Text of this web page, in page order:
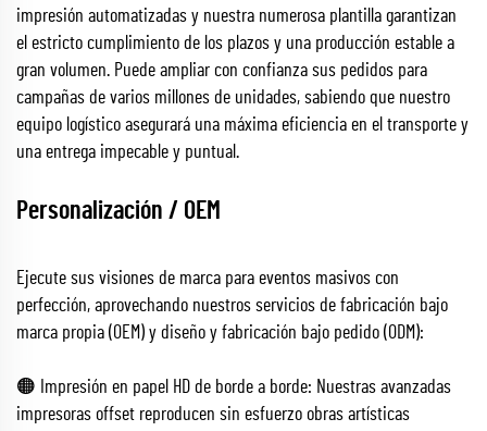
impresión automatizadas y nuestra numerosa plantilla garantizan
el estricto cumplimiento de los plazos y una producción estable a
gran volumen. Puede ampliar con confianza sus pedidos para
campañas de varios millones de unidades, sabiendo que nuestro
equipo logístico asegurará una máxima eficiencia en el transporte y
una entrega impecable y puntual.
Personalización / OEM
Ejecute sus visiones de marca para eventos masivos con
perfección, aprovechando nuestros servicios de fabricación bajo
marca propia (OEM) y diseño y fabricación bajo pedido (ODM):
🟠 Impresión en papel HD de borde a borde: Nuestras avanzadas
impresoras offset reproducen sin esfuerzo obras artísticas